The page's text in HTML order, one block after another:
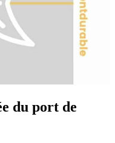
du port de